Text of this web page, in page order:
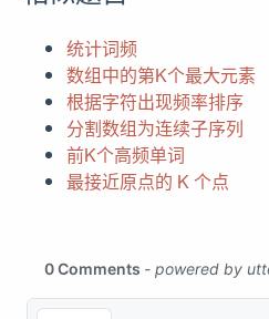
统计词频
数组中的第K个最大元素
根据字符出现频率排序
分割数组为连续子序列
前K个高频单词
最接近原点的 K 个点